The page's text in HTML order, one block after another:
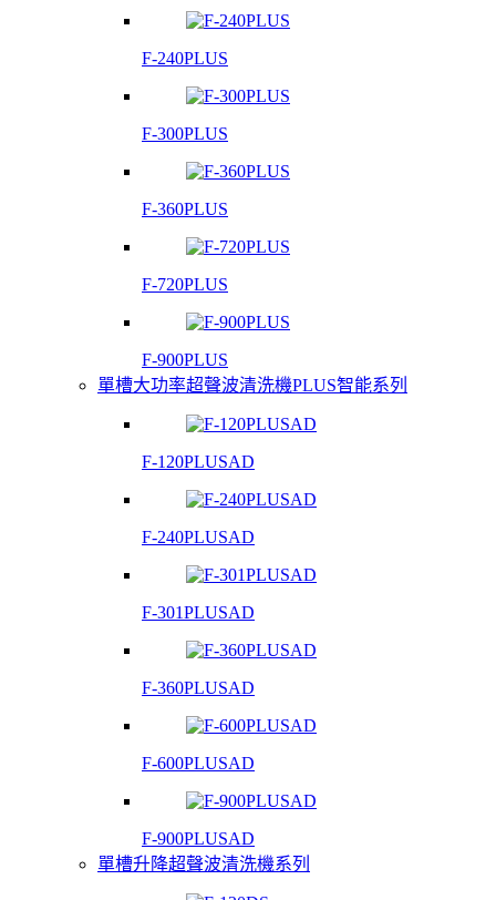
F-240PLUS
F-300PLUS
F-360PLUS
F-720PLUS
F-900PLUS
單槽大功率超聲波清洗機PLUS智能系列
F-120PLUSAD
F-240PLUSAD
F-301PLUSAD
F-360PLUSAD
F-600PLUSAD
F-900PLUSAD
單槽升降超聲波清洗機系列